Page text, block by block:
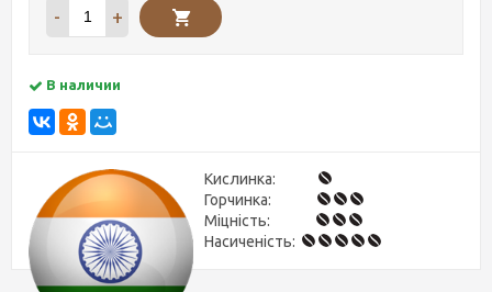
- +
В наличии
Кислинка:
Горчинка:
Міцність:
Насиченість: